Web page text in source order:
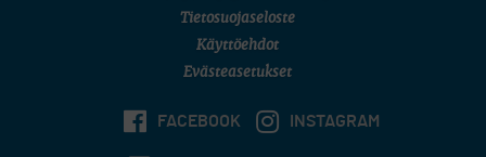
Tietosuojaseloste
Käyttöehdot
Evästeasetukset
FACEBOOK INSTAGRAM